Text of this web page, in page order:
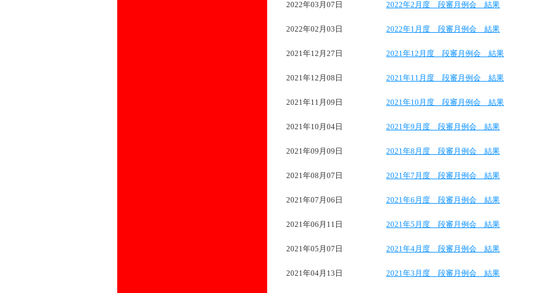
2022年03月07日 2022年2月度 段審月例会 結果
2022年02月03日 2022年1月度 段審月例会 結果
2021年12月27日 2021年12月度 段審月例会 結果
2021年12月08日 2021年11月度 段審月例会 結果
2021年11月09日 2021年10月度 段審月例会 結果
2021年10月04日 2021年9月度 段審月例会 結果
2021年09月09日 2021年8月度 段審月例会 結果
2021年08月07日 2021年7月度 段審月例会 結果
2021年07月06日 2021年6月度 段審月例会 結果
2021年06月11日 2021年5月度 段審月例会 結果
2021年05月07日 2021年4月度 段審月例会 結果
2021年04月13日 2021年3月度 段審月例会 結果